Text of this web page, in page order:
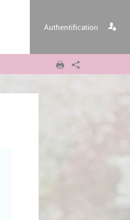
Authentification